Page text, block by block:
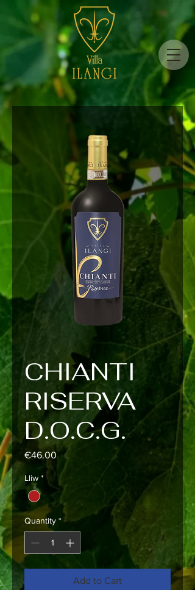
CHIANTI
RISERVA
D.O.C.G.
€46.00Price
Lliw *
Quantity *
Add to Cart